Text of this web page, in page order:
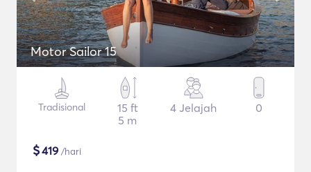
Motor Sailor 15
Tradisional
15 ft
5 m
4 Jelajah 0
$419 /hari